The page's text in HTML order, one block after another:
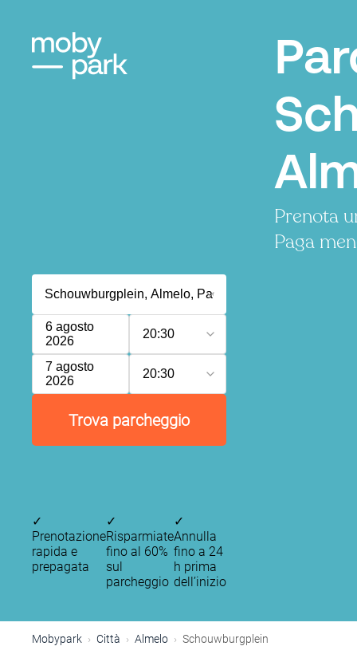
Prenota
Paga
6 agosto
2026
20:30
7 agosto
2026
20:30
Trova parcheggio
✓
Prenotazione
rapida e
prepagata
✓
Risparmiate
fino al 60%
sul
parcheggio
✓
Annulla
fino a 24
h prima
dell’inizio
Mobypark Città Almelo Schouwburgplein